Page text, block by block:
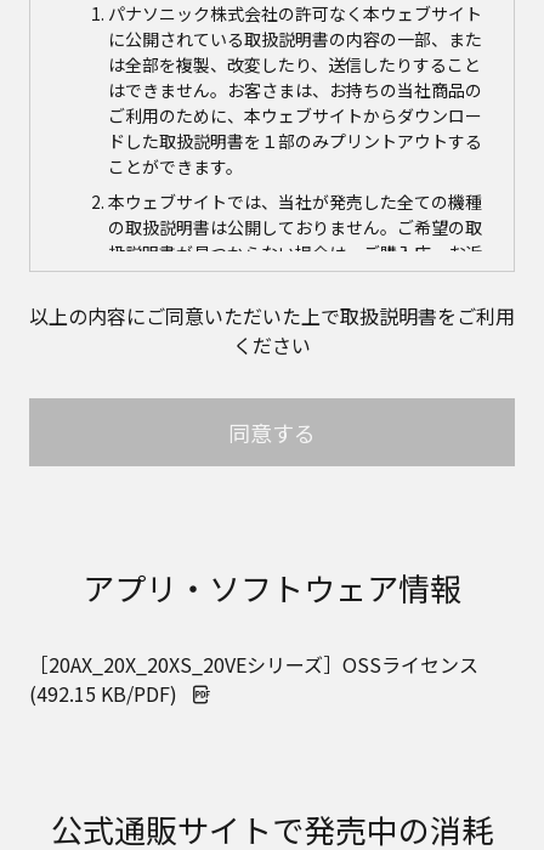
パナソニック株式会社の許可なく本ウェブサイト
に公開されている取扱説明書の内容の一部、また
は全部を複製、改変したり、送信したりすること
はできません。お客さまは、お持ちの当社商品の
ご利用のために、本ウェブサイトからダウンロー
ドした取扱説明書を１部のみプリントアウトする
ことができます。
本ウェブサイトでは、当社が発売した全ての機種
の取扱説明書は公開しておりません。ご希望の取
扱説明書が見つからない場合は、ご購入店、お近
くの当社商品の取扱店、または当社サービス会社
に直接お問い合わせの上、ご購入いただきますよ
うお願いいたします。ただし、商品自体の生産中
止などの理由により、当該商品につき取扱説明書
めご了承ください。
本ウェブサイトに公開されている取扱説明書の対
象商品が生産中止などの理由でご購入できない場
のお取り扱いについて。パナソニック株式会社お
ために利用し、その記録を残すことがあります。
また、個人情報を適切に管理し、修理業務を委託
書は、原則として商品が発売された当初のものを
掲載しています。したがいまして、会社名やお客
以上の内容にご同意いただいた上で取扱説明書をご利用
ください
同意する
アプリ・ソフトウェア情報
［20AX_20X_20XS_20VEシリーズ］OSSライセンス
(492.15 KB/PDF)
公式通販サイトで発売中の消耗